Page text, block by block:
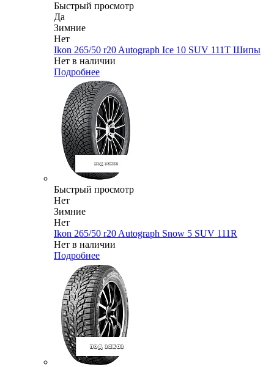
Быстрый просмотр
Да
Зимние
Нет
Ikon 265/50 r20 Autograph Ice 10 SUV 111T Шипы
Нет в наличии
Подробнее
Быстрый просмотр
Нет
Зимние
Нет
Ikon 265/50 r20 Autograph Snow 5 SUV 111R
Нет в наличии
Подробнее